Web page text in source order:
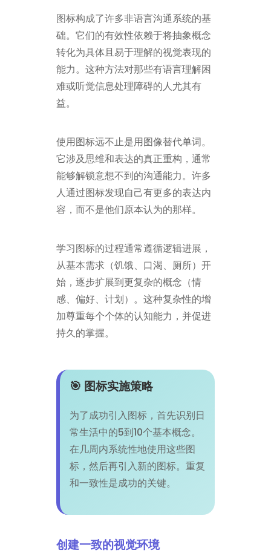
图标构成了许多非语言沟通系统的基
础。它们的有效性依赖于将抽象概念
转化为具体且易于理解的视觉表现的
能力。这种方法对那些有语言理解困
难或听觉信息处理障碍的人尤其有
益。
使用图标远不止是用图像替代单词。
它涉及思维和表达的真正重构，通常
能够解锁意想不到的沟通能力。许多
人通过图标发现自己有更多的表达内
容，而不是他们原本认为的那样。
学习图标的过程通常遵循逻辑进展，
从基本需求（饥饿、口渴、厕所）开
始，逐步扩展到更复杂的概念（情
感、偏好、计划）。这种复杂性的增
加尊重每个个体的认知能力，并促进
持久的掌握。
🎯 图标实施策略
为了成功引入图标，首先识别日
常生活中的5到10个基本概念。
在几周内系统性地使用这些图
标，然后再引入新的图标。重复
和一致性是成功的关键。
创建一致的视觉环境